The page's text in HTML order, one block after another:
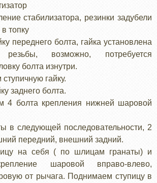
стабилизатора, резинки задубели
топку
переднего болта, гайка установлена
возможно, потребуется
болта изнутри.
гайку.
заднего болта.
4 болта крепления нижней шаровой
в следующей последовательности, 2
передний, внешний задний.
на себя ( по шлицам гранаты) и
шаровой вправо-влево,
от рычага. Поднимаем ступицу в